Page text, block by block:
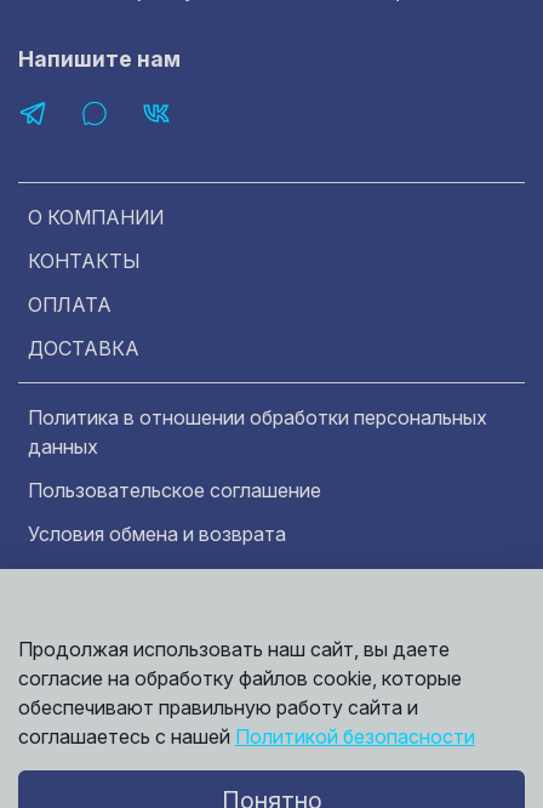
О КОМПАНИИ
КОНТАКТЫ
ОПЛАТА
ДОСТАВКА
Политика в отношении обработки персональных
данных
Пользовательское соглашение
Условия обмена и возврата
Напишите нам
©
Информация представленная на сайте
носит исключительно ознакомительный
характер и ни при каких условиях не может
считаться публичной офертой. Точные
сведения о ценах, условиях продажи и
Продолжая использовать наш сайт, вы даете
согласие на обработку файлов cookie, которые
обеспечивают правильную работу сайта и
соглашаетесь с нашей Политикой безопасности
Понятно
обработки